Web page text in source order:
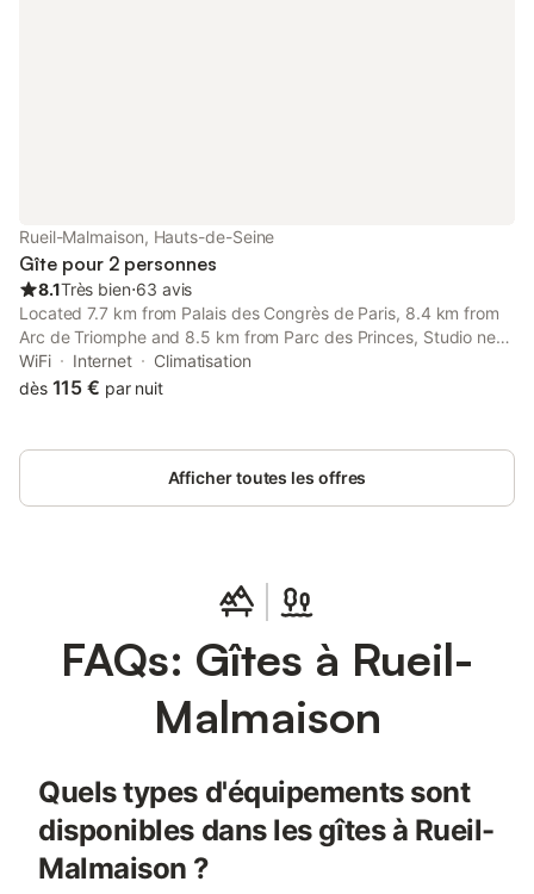
Rueil-Malmaison, Hauts-de-Seine
Gîte pour 2 personnes
8.1Très bien⋅63 avis
Located 7.7 km from Palais des Congrès de Paris, 8.4 km from
Arc de Triomphe and 8.5 km from Parc des Princes, Studio neuf
Paris La Défense Metro 15 Rueil - Suresnes - Mont Valerien
provides accommodation situated in Rueil-Malmaison.
WiFi Internet
Climatisation
dès 115 € par nuit
Afficher toutes les offres
FAQs: Gîtes à Rueil-
Malmaison
Quels types d'équipements sont
disponibles dans les gîtes à Rueil-
Malmaison ?